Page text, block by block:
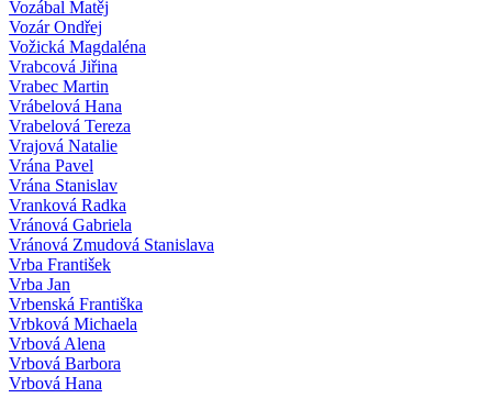
Vozábal Matěj
Vozár Ondřej
Vožická Magdaléna
Vrabcová Jiřina
Vrabec Martin
Vrábelová Hana
Vrabelová Tereza
Vrajová Natalie
Vrána Pavel
Vrána Stanislav
Vranková Radka
Vránová Gabriela
Vránová Zmudová Stanislava
Vrba František
Vrba Jan
Vrbenská Františka
Vrbková Michaela
Vrbová Alena
Vrbová Barbora
Vrbová Hana